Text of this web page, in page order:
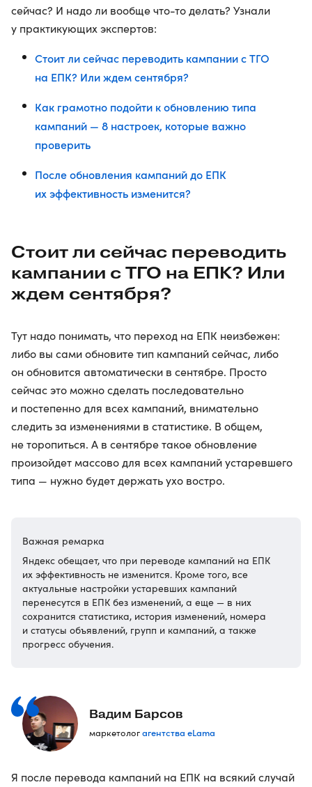
сейчас? И надо ли вообще что-то делать? Узнали
у практикующих экспертов:
Стоит ли сейчас переводить кампании с ТГО
на ЕПК? Или ждем сентября?
Как грамотно подойти к обновлению типа
кампаний — 8 настроек, которые важно
проверить
После обновления кампаний до ЕПК
их эффективность изменится?
Стоит ли сейчас переводить
кампании с ТГО на ЕПК? Или
ждем сентября?
Тут надо понимать, что переход на ЕПК неизбежен:
либо вы сами обновите тип кампаний сейчас, либо
он обновится автоматически в сентябре. Просто
сейчас это можно сделать последовательно
и постепенно для всех кампаний, внимательно
следить за изменениями в статистике. В общем,
не торопиться. А в сентябре такое обновление
произойдет массово для всех кампаний устаревшего
типа — нужно будет держать ухо востро.
Важная ремарка
Яндекс обещает, что при переводе кампаний на ЕПК
их эффективность не изменится. Кроме того, все
актуальные настройки устаревших кампаний
перенесутся в ЕПК без изменений, а еще — в них
сохранится статистика, история изменений, номера
и статусы объявлений, групп и кампаний, а также
прогресс обучения.
Вадим Барсов
маркетологагентства eLama
Я после перевода кампаний на ЕПК на всякий случай